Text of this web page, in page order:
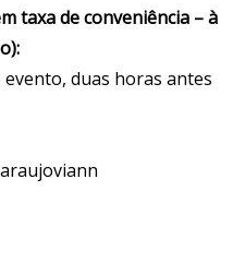
taxa de conveniência – à
duas horas antes